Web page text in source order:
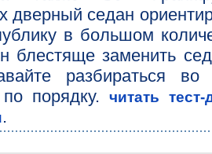
дверный седан
в большом
блестяще заменить
разбираться во
по порядку.читать тест-
.